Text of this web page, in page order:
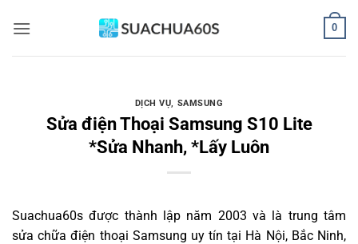
qua
0
DỊCH VỤ, SAMSUNG
Sửa điện Thoại Samsung S10 Lite
*Sửa Nhanh, *Lấy Luôn
Suachua60s được thành lập năm 2003 và là trung tâm
sửa chữa điện thoại Samsung uy tín tại Hà Nội, Bắc Ninh,